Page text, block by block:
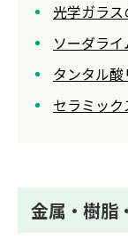
光学ガラ
ソーダラ
タンタル
セラミッ
金属・樹脂